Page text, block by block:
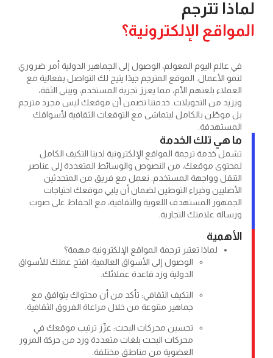
تلك الخدمة
ترجمة المواقع الإلكترونية لدينا التكيف الكامل
موقعك، من النصوص والوسائط المتعددة إلى عناصر
وواجهة المستخدم. نعمل مع فريق من المتحدثين
وخبراء التوطين لضمان أن يلبي موقعك احتياجات
المستهدف اللغوية والثقافية، مع الحفاظ على صوت
علامتك التجارية.
لماذا تعتبر ترجمة المواقع الإلكترونية مهمة؟
الوصول إلى الأسواق العالمية: افتح عملك للأسواق
الدولية وزد قاعدة عملائك.
التكيف الثقافي: تأكد من أن محتواك يتوافق مع
جماهير متنوعة من خلال مراعاة الفروق الثقافية.
تحسين محركات البحث: عزّز ترتيب موقعك في
محركات البحث بلغات متعددة وزد من حركة المرور
العضوية من مناطق مختلفة.
تترجم
الإلكترونية؟
اليوم المعولم، الوصول إلى الجماهير الدولية أمر ضروري
الموقع المترجم جيدًا يتيح لك التواصل بفعالية مع
بلغتهم الأم، مما يعزز تجربة المستخدم، ويبني الثقة،
من التحويلات. خدمتنا تضمن أن موقعك ليس مجرد مترجم
بالكامل ليتماشى مع التوقعات الثقافية لأسواقك